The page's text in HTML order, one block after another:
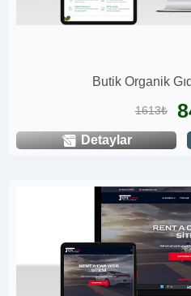
Butik Organik
1613₺
Detaylar